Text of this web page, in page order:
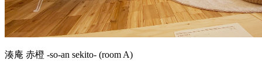
湊庵 赤橙 -so-an sekito- (room A)